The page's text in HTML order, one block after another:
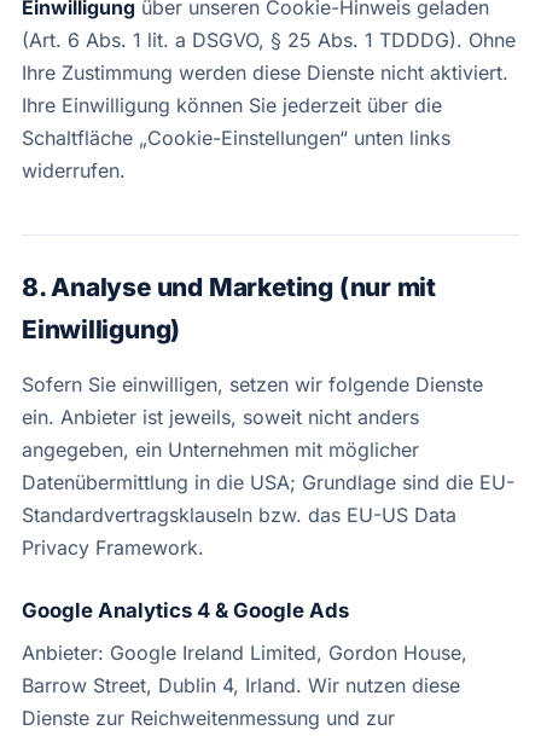
Einwilligungüber unseren Cookie-Hinweis geladen
(Art. 6 Abs. 1 lit. a DSGVO, § 25 Abs. 1 TDDDG). Ohne
Ihre Zustimmung werden diese Dienste nicht aktiviert.
Ihre Einwilligung können Sie jederzeit über die
Schaltfläche „Cookie-Einstellungen“ unten links
widerrufen.
8. Analyse und Marketing (nur mit
Einwilligung)
Sofern Sie einwilligen, setzen wir folgende Dienste
ein. Anbieter ist jeweils, soweit nicht anders
angegeben, ein Unternehmen mit möglicher
Datenübermittlung in die USA; Grundlage sind die EU-
Standardvertragsklauseln bzw. das EU-US Data
Privacy Framework.
Google Analytics 4 & Google Ads
Anbieter: Google Ireland Limited, Gordon House,
Barrow Street, Dublin 4, Irland. Wir nutzen diese
Dienste zur Reichweitenmessung und zur